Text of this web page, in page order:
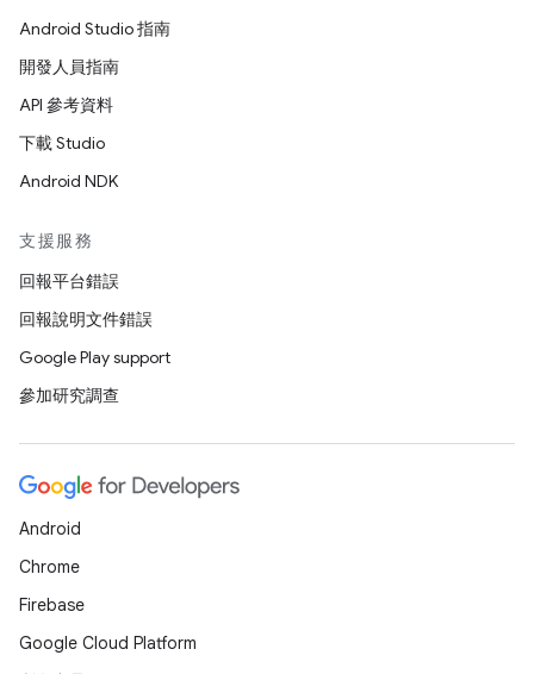
Android Studio 指南
開發人員指南
API 參考資料
下載 Studio
Android NDK
支援服務
回報平台錯誤
回報說明文件錯誤
Google Play support
參加研究調查
Android
Chrome
Firebase
Google Cloud Platform